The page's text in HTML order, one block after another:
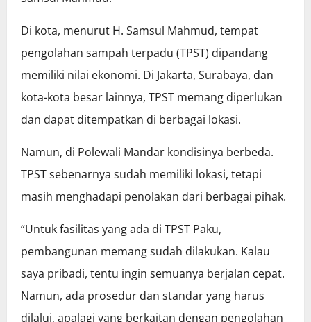
Di kota, menurut H. Samsul Mahmud, tempat
pengolahan sampah terpadu (TPST) dipandang
memiliki nilai ekonomi. Di Jakarta, Surabaya, dan
kota-kota besar lainnya, TPST memang diperlukan
dan dapat ditempatkan di berbagai lokasi.
Namun, di Polewali Mandar kondisinya berbeda.
TPST sebenarnya sudah memiliki lokasi, tetapi
masih menghadapi penolakan dari berbagai pihak.
“Untuk fasilitas yang ada di TPST Paku,
pembangunan memang sudah dilakukan. Kalau
saya pribadi, tentu ingin semuanya berjalan cepat.
Namun, ada prosedur dan standar yang harus
dilalui, apalagi yang berkaitan dengan pengolahan